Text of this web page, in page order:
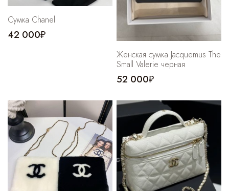
Сумка Chanel
42 000₽
Женская сумка Jacquemus The
Small Valerie черная
52 000₽